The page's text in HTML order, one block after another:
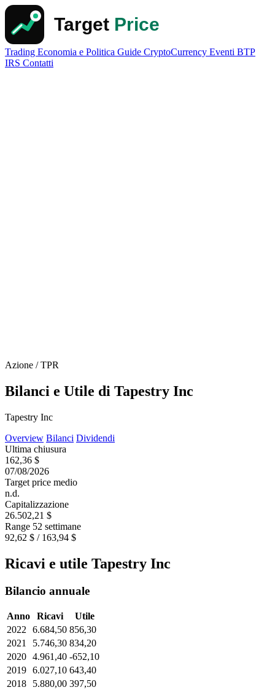
Trading Economia e Politica Guide CryptoCurrency Eventi BTP
IRS Contatti
Azione / TPR
Bilanci e Utile di Tapestry Inc
Tapestry Inc
Overview Bilanci Dividendi
Ultima chiusura
162,36 $
07/08/2026
Target price medio
n.d.
Capitalizzazione
26.502,21 $
Range 52 settimane
92,62 $ / 163,94 $
Ricavi e utile Tapestry Inc
Bilancio annuale
Anno Ricavi
Utile
2022
6.684,50 856,30
2021
5.746,30 834,20
2020 4.961,40 -652,10
2019 6.027,10 643,40
2018
5.880,00 397,50